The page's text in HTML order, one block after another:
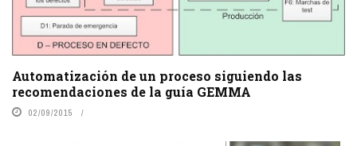
Automatización de un proceso siguiendo las
recomendaciones de la guía GEMMA
02/09/2015